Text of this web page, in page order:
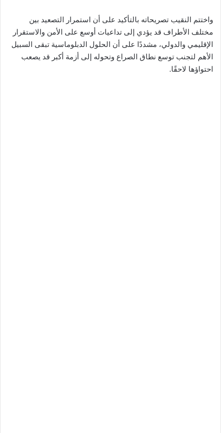
واختتم النقيب تصريحاته بالتأكيد على أن استمرار التصعيد بين
مختلف الأطراف قد يؤدي إلى تداعيات أوسع على الأمن والاستقرار
الإقليمي والدولي، مشددًا على أن الحلول الدبلوماسية تبقى السبيل
الأهم لتجنب توسع نطاق الصراع وتحوله إلى أزمة أكبر قد يصعب
احتواؤها لاحقًا.